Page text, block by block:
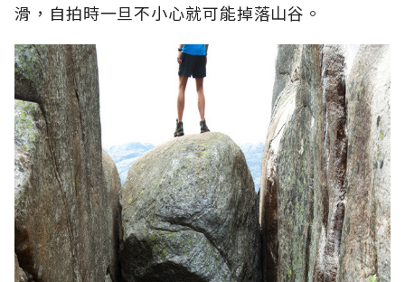
滑，自拍時一旦不小心就可能掉落山谷。